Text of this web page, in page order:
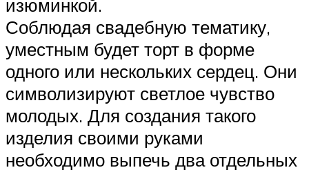
изюминкой.
Соблюдая свадебную тематику,
уместным будет торт в форме
одного или нескольких сердец. Они
символизируют светлое чувство
молодых. Для создания такого
изделия своими руками
необходимо выпечь два отдельных